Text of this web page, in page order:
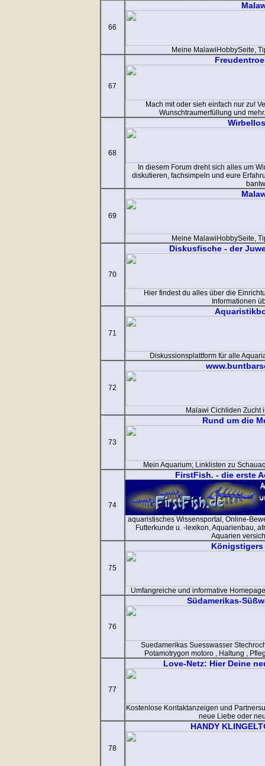
66
Meine MalawiHobbySeite,
67
Mach mit oder sieh einfach nur zu!
Wunschtraumerfüllung und
68
In diesem Forum dreht sich alles um
diskutieren, fachsimpeln und eure
69
Meine MalawiHobbySeite,
70
Diskusfische - der
Hier findest du alles über die
Informationen
71
Diskussionsplattform für alle
72
Malawi Cichliden Zucht
73
Rund um die
Mein Aquarium; Linklisten zu
74
FirstFish. - die erste
aquaristisches Wissensportal, Online-
Futterkunde u. -lexikon, Aquarienbau,
Aquarien
75
Königstigers
Umfangreiche und informative
76
Südamerikas-
Suedamerikas Suesswasser
Potamotrygon motoro , Haltung ,
77
Love-Netz: Hier Deine
Kostenlose Kontaktanzeigen und
neue Liebe oder
78
HANDY